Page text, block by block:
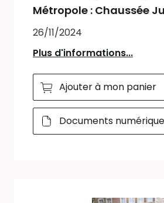
Métropole : Chaussée
26/11/2024
Plus d'informations...
Ajouter à mon panier
Documents